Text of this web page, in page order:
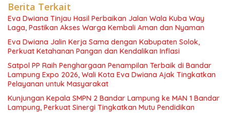
Berita Terkait
Eva Dwiana Tinjau Hasil Perbaikan Jalan Wala Kuba Way
Laga, Pastikan Akses Warga Kembali Aman dan Nyaman
Eva Dwiana Jalin Kerja Sama dengan Kabupaten Solok,
Perkuat Ketahanan Pangan dan Kendalikan Inflasi
Satpol PP Raih Penghargaan Penampilan Terbaik di Bandar
Lampung Expo 2026, Wali Kota Eva Dwiana Ajak Tingkatkan
Pelayanan untuk Masyarakat
Kunjungan Kepala SMPN 2 Bandar Lampung ke MAN 1 Bandar
Lampung, Perkuat Sinergi Tingkatkan Mutu Pendidikan